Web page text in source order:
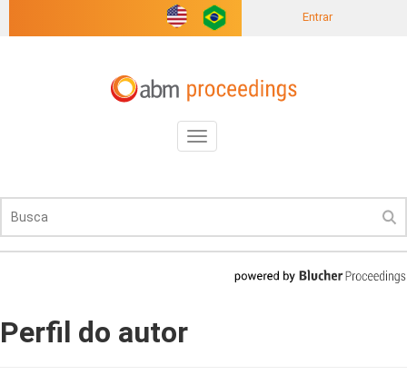
Entrar
Toggle
navigation
Perfil do autor